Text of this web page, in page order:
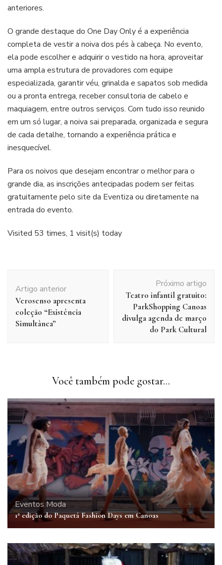
anteriores.
O grande destaque do One Day Only é a experiência
completa de vestir a noiva dos pés à cabeça. No evento,
ela pode escolher e adquirir o vestido na hora, aproveitar
uma ampla estrutura de provadores com equipe
especializada, garantir véu, grinalda e sapatos sob medida
ou a pronta entrega, receber consultoria de cabelo e
maquiagem, entre outros serviços. Com tudo isso reunido
em um só lugar, a noiva sai preparada, organizada e segura
de cada detalhe, tornando a experiência prática e
inesquecível.
Para os noivos que desejam encontrar o melhor para o
grande dia, as inscrições antecipadas podem ser feitas
gratuitamente pelo site da Eventiza ou diretamente na
entrada do evento.
Visited 53 times, 1 visit(s) today
de
post
Artigo anterior
Verosenso apresenta
coleção “Existência
Simultânea”
Próximo artigo
Teatro infantil gratuito:
ParkShopping Canoas
divulga agenda de março
do Park Cultural
Você também pode gostar...
Eventos Moda
1ª edição do Paquetá Fashion Days em Canoas